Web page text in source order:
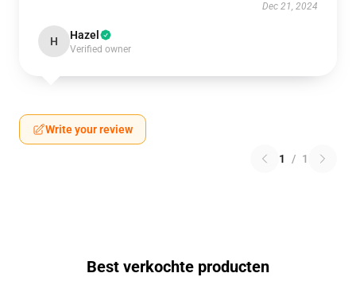
Dec 21, 2024
H Hazel
Verified owner
Write your review
1 / 1
Best verkochte producten